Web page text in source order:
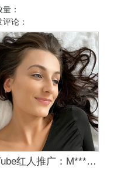
：
论：
YouTube红人推广：M***B｜法国 生活